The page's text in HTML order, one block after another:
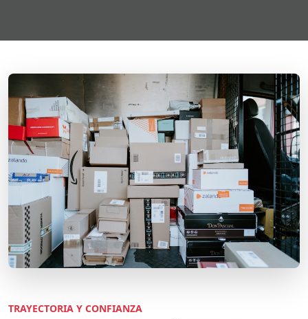
TRAYECTORIA Y CONFIANZA